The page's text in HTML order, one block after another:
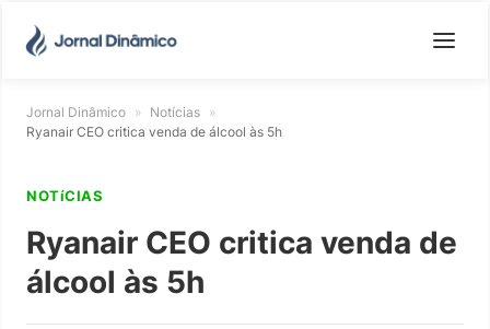
Jornal Dinâmico » Notícias »
Ryanair CEO critica venda de álcool às 5h
NOTíCIAS
Ryanair CEO critica venda de
álcool às 5h